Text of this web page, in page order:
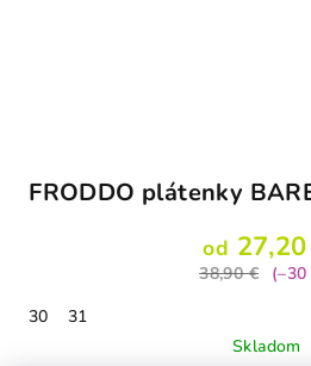
FRODDO plátenky
od
38,90 €
(–30
30
31
Skladom